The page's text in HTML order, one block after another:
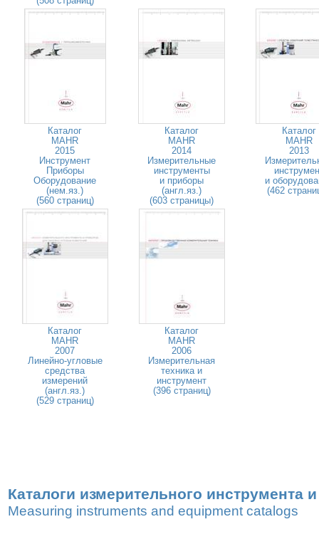
Каталог
MAHR
2015
Инструмент
Приборы
Оборудование
(нем.яз.)
(560 страниц)
Каталог
MAHR
2014
Измерительные
инструменты
и приборы
(англ.яз.)
(603 страницы)
Каталог
MAHR
2013
и
(462
Каталог
MAHR
2007
Линейно-угловые
средства
измерений
(англ.яз.)
(529 страниц)
Каталог
MAHR
2006
Измерительная
техника и
инструмент
(396 страниц)
Каталоги измерительного инструмента
Measuring instruments and equipment catalogs